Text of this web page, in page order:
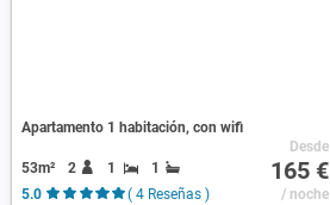
Apartamento 1 habitación, con wifi
53m² 2 1
1
5.0
( 4 Reseñas )
Desde
165 €
/ noche